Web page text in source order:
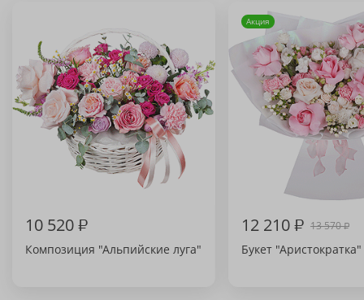
10 520₽
Композиция "Альпийские луга"
Акция
12 210₽ 13 570₽
Букет "Аристократка"